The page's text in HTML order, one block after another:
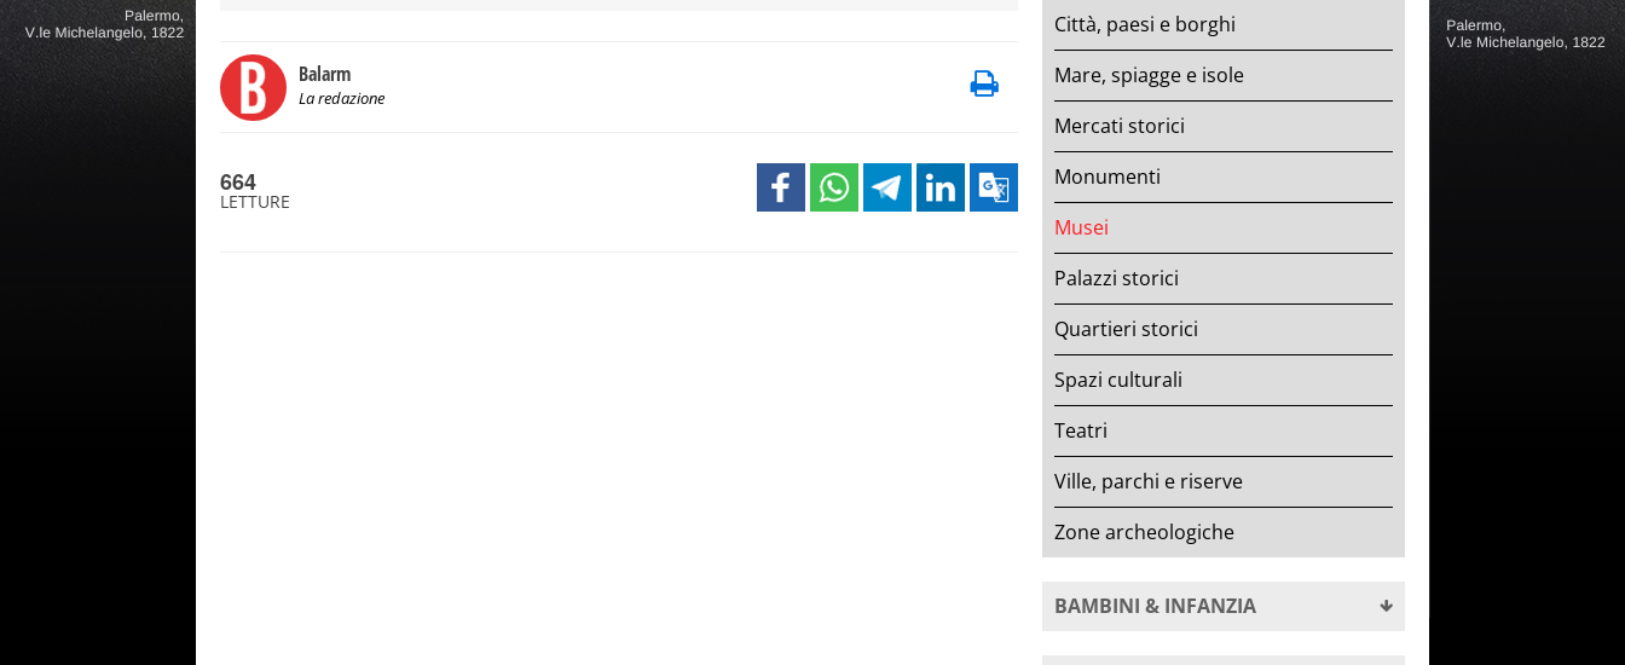
Balarm
La redazione
664
LETTURE
Città, paesi e borghi
Mare, spiagge e isole
Mercati storici
Monumenti
Musei
Palazzi storici
Quartieri storici
Spazi culturali
Teatri
Ville, parchi e riserve
Zone archeologiche
BAMBINI & INFANZIA